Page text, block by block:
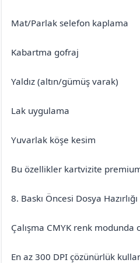
Mat/Parlak selefon kaplama
Kabartma gofraj
Yaldız (altın/gümüş varak)
Lak uygulama
Yuvarlak köşe kesim
Bu özellikler kartvizite
8. Baskı Öncesi Dosya Hazırlığı
Çalışma CMYK renk modunda
En az 300 DPI çözünürlük